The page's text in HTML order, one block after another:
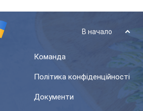
В начало
Команда
Політика конфіденційності
Документи